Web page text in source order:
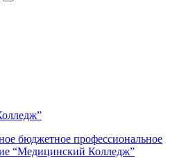
бюджетное профессиональное
“Медицинский Колледж”